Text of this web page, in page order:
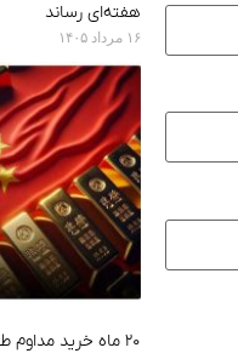
هفته‌ای رساند
۱۶ مرداد ۱۴۰۵
۲۰ ماه خرید